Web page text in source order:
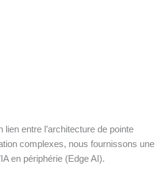
lien entre l’architecture de pointe
complexes, nous fournissons une
en périphérie (Edge AI).